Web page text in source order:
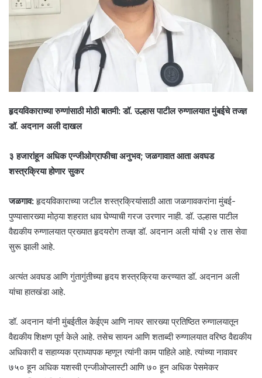
हृदयविकाराच्या रुग्णांसाठी मोठी बातमी: डॉ. उल्हास पाटील रुग्णालयात मुंबईचे तज्ज्ञ
डॉ. अदनान अली दाखल
​३ हजारांहून अधिक एन्जीओग्राफीचा अनुभव; जळगावात आता अवघड
शस्त्रक्रिया होणार सुकर
​जळगाव:हृदयविकाराच्या जटील शस्त्रक्रियांसाठी आता जळगावकरांना मुंबई-
पुण्यासारख्या मोठ्या शहरात धाव घेण्याची गरज उरणार नाही. डॉ. उल्हास पाटील
वैद्यकीय रुग्णालयात प्रख्यात हृदयरोग तज्ज्ञ डॉ. अदनान अली यांची २४ तास सेवा
सुरू झाली आहे.
अत्यंत अवघड आणि गुंतागुंतीच्या हृदय शस्त्रक्रिया करण्यात डॉ. अदनान अली
यांचा हातखंडा आहे.
​डॉ. अदनान यांनी मुंबईतील केईएम आणि नायर सारख्या प्रतिष्ठित रुग्णालयातून
वैद्यकीय शिक्षण पूर्ण केले आहे. तसेच सायन आणि शताब्दी रुग्णालयात वरिष्ठ वैद्यकीय
अधिकारी व सहाय्यक प्राध्यापक म्हणून त्यांनी काम पाहिले आहे. त्यांच्या नावावर
७५० हून अधिक यशस्वी एन्जीओप्लास्टी आणि ७० हून अधिक पेसमेकर